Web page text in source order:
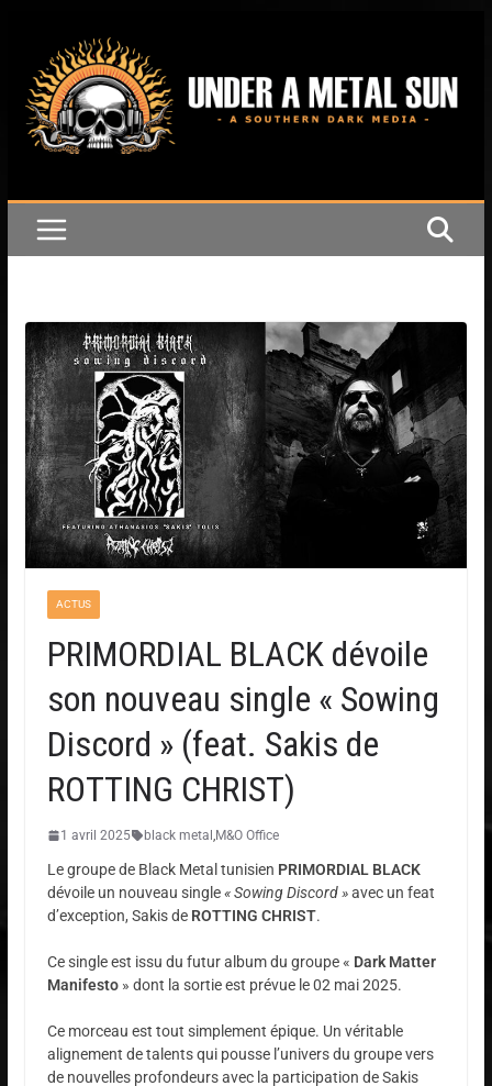
ACTUS
PRIMORDIAL BLACK dévoile
son nouveau single « Sowing
Discord » (feat. Sakis de
ROTTING CHRIST)
1 avril 2025 black metal ,M&O Office
Le groupe de Black Metal tunisien PRIMORDIAL BLACK
dévoile un nouveau single« Sowing Discord »avec un feat
d’exception, Sakis de ROTTING CHRIST.
Ce single est issu du futur album du groupe « Dark Matter
Manifesto» dont la sortie est prévue le 02 mai 2025.
Ce morceau est tout simplement épique. Un véritable
alignement de talents qui pousse l’univers du groupe vers
de nouvelles profondeurs avec la participation de Sakis